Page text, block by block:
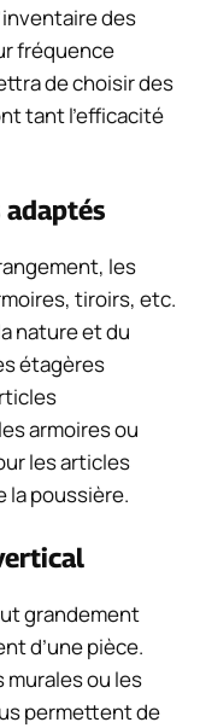
des
fréquence
de choisir des
tant l’efficacité
les
tiroirs, etc.
nature et du
étagères
armoires ou
les articles
poussière.
grandement
d’une pièce.
ou les
permettent de